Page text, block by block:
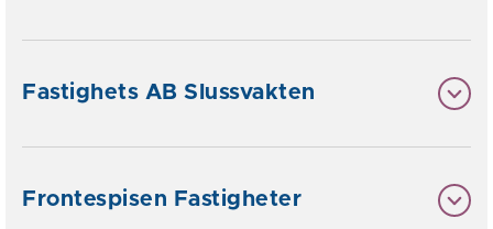
Fastighets AB Slussvakten
Frontespisen Fastigheter